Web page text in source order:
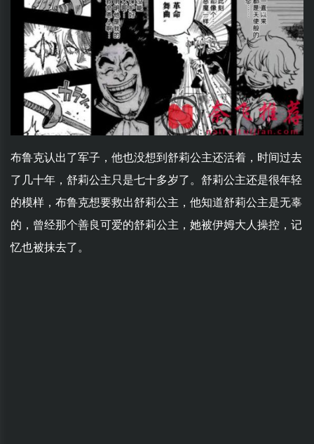
布鲁克认出了军子，他也没想到舒莉公主还活着，时间过去
了几十年，舒莉公主只是七十多岁了。舒莉公主还是很年轻
的模样，布鲁克想要救出舒莉公主，他知道舒莉公主是无辜
的，曾经那个善良可爱的舒莉公主，她被伊姆大人操控，记
忆也被抹去了。